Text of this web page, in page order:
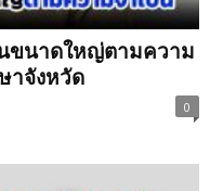
นขนาดใหญ่ตามความ
าจังหวัด
0